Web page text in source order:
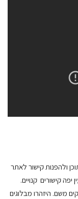
ולהפנות קישור לאתר
קישורים קנויים.
משם. היזהרו מבלוגים